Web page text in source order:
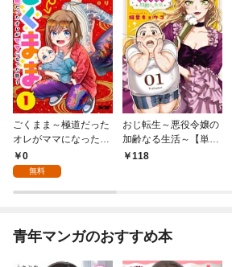
ごくまま～極道だった
オレがママになった話
～【単話】（１）
0
無料
おじ転生～悪役令嬢の
加齢なる生活～【単
話】（１）
118
青年マンガのおすすめ本